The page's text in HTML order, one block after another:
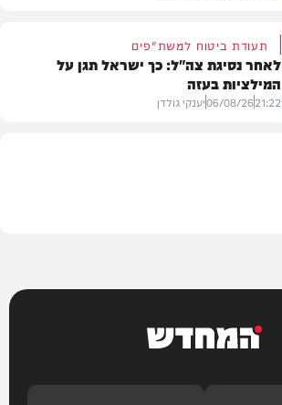
תעודת ביטוח למשת"פים
לאחר נסיגת צה"ל: כך ישראל תגן על
המילציות בעזה
21:22
06/08/26יענקי גולדן
המחדש